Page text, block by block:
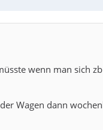
wenn man sich
Wagen dann